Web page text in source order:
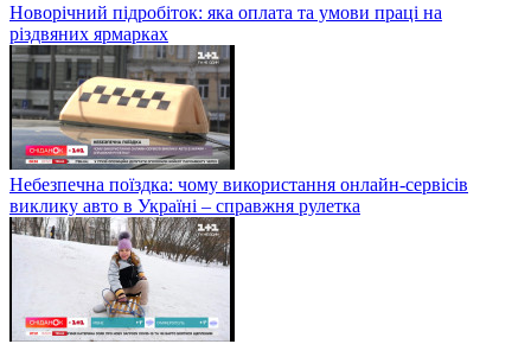
Новорічний підробіток: яка оплата та умови праці на
різдвяних ярмарках
Небезпечна поїздка: чому використання онлайн-сервісів
виклику авто в Україні – справжня рулетка